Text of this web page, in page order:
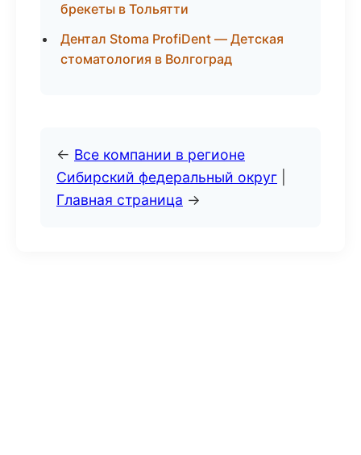
брекеты в Тольятти
Дентал Stoma ProfiDent — Детская
стоматология в Волгоград
← Все компании в регионе
Сибирский федеральный округ
Главная страница →